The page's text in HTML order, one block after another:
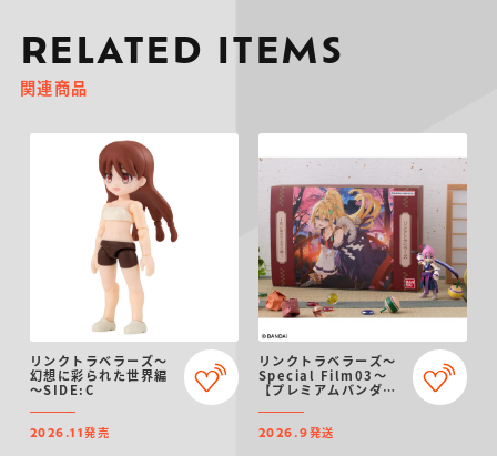
RELATED ITEMS
関連商品
リンクトラベラーズ～
幻想に彩られた世界編
～SIDE:C
2026.11発売
リンクトラベラーズ～
Special Film03～
【プレミアムバンダイ
2026.9発送